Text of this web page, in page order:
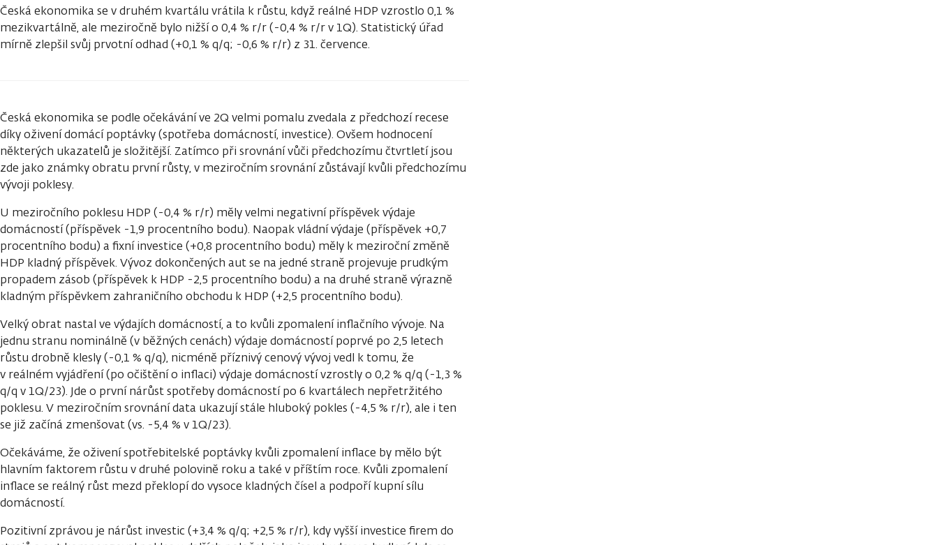
Česká ekonomika se v druhém kvartálu vrátila k růstu, když reálné HDP vzrostlo 0,1 %
mezikvartálně, ale meziročně bylo nižší o 0,4 % r/r (-0,4 % r/r v 1Q). Statistický úřad
mírně zlepšil svůj prvotní odhad (+0,1 % q/q; -0,6 % r/r) z 31. července.
Česká ekonomika se podle očekávání ve 2Q velmi pomalu zvedala z předchozí recese
díky oživení domácí poptávky (spotřeba domácností, investice). Ovšem hodnocení
některých ukazatelů je složitější. Zatímco při srovnání vůči předchozímu čtvrtletí jsou
zde jako známky obratu první růsty, v meziročním srovnání zůstávají kvůli předchozímu
vývoji poklesy.
U meziročního poklesu HDP (-0,4 % r/r) měly velmi negativní příspěvek výdaje
domácností (příspěvek -1,9 procentního bodu). Naopak vládní výdaje (příspěvek +0,7
procentního bodu) a fixní investice (+0,8 procentního bodu) měly k meziroční změně
HDP kladný příspěvek. Vývoz dokončených aut se na jedné straně projevuje prudkým
propadem zásob (příspěvek k HDP -2,5 procentního bodu) a na druhé straně výrazně
kladným příspěvkem zahraničního obchodu k HDP (+2,5 procentního bodu).
Velký obrat nastal ve výdajích domácností, a to kvůli zpomalení inflačního vývoje. Na
jednu stranu nominálně (v běžných cenách) výdaje domácností poprvé po 2,5 letech
růstu drobně klesly (-0,1 % q/q), nicméně příznivý cenový vývoj vedl k tomu, že
v reálném vyjádření (po očištění o inflaci) výdaje domácností vzrostly o 0,2 % q/q (-1,3 %
q/q v 1Q/23). Jde o první nárůst spotřeby domácností po 6 kvartálech nepřetržitého
poklesu. V meziročním srovnání data ukazují stále hluboký pokles (-4,5 % r/r), ale i ten
se již začíná zmenšovat (vs. -5,4 % v 1Q/23).
Očekáváme, že oživení spotřebitelské poptávky kvůli zpomalení inflace by mělo být
hlavním faktorem růstu v druhé polovině roku a také v příštím roce. Kvůli zpomalení
inflace se reálný růst mezd překlopí do vysoce kladných čísel a podpoří kupní sílu
domácností.
Pozitivní zprávou je nárůst investic (+3,4 % q/q; +2,5 % r/r), kdy vyšší investice firem do